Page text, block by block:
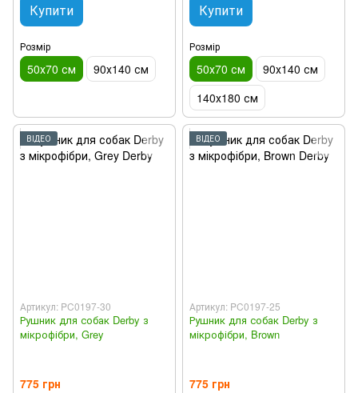
Купити
Розмір
50х70 см 90х140 см
Купити
Розмір
50х70 см
90х140 см
140х180 см
ВІДЕО
Артикул: PC0197-30
Рушник для собак Derby з
мікрофібри, Grey
775 грн
ВІДЕО
Артикул: PC0197-25
Рушник для собак Derby з
мікрофібри, Brown
775 грн